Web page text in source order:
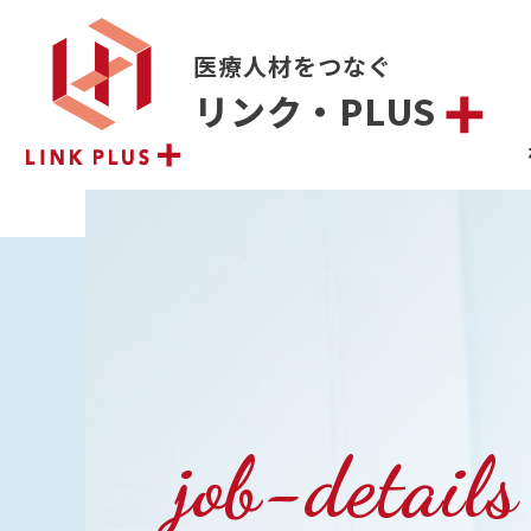
医療人材をつなぐ
リンク・PLUS
job-details